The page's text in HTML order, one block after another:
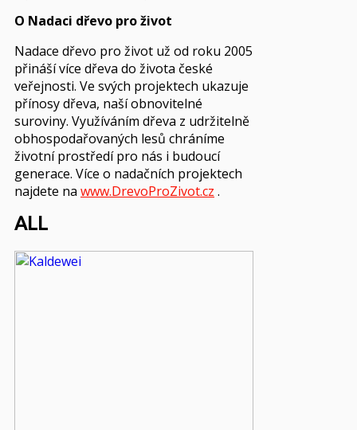
O Nadaci dřevo pro život
Nadace dřevo pro život už od roku 2005
přináší více dřeva do života české
veřejnosti. Ve svých projektech ukazuje
přínosy dřeva, naší obnovitelné
suroviny. Využíváním dřeva z udržitelně
obhospodařovaných lesů chráníme
životní prostředí pro nás i budoucí
generace. Více o nadačních projektech
najdete na www.DrevoProZivot.cz .
ALL